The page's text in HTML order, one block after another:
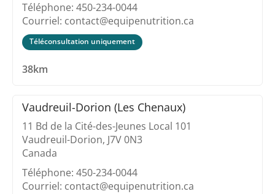
Téléphone: 450-234-0044
Courriel: contact@equipenutrition.ca
Téléconsultation uniquement
38km
Vaudreuil-Dorion (Les Chenaux)
11 Bd de la Cité-des-Jeunes Local 101
Vaudreuil-Dorion, J7V 0N3
Canada
Téléphone: 450-234-0044
Courriel: contact@equipenutrition.ca